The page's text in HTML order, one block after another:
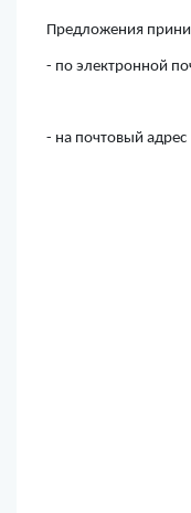
Предложения
- по электронной
- на почтовый адрес